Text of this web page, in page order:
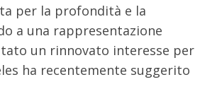
per la profondità e la
a una rappresentazione
un rinnovato interesse per
ha recentemente suggerito